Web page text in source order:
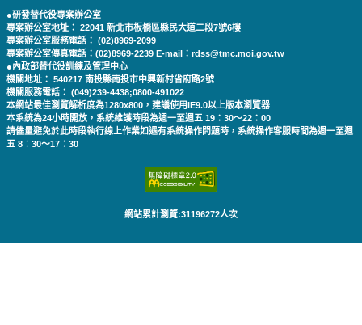
●研發替代役專案辦公室
專案辦公室地址： 22041 新北市板橋區縣民大道二段7號6樓
專案辦公室服務電話： (02)8969-2099
專案辦公室傳真電話：(02)8969-2239 E-mail：rdss@tmc.moi.gov.tw
●內政部替代役訓練及管理中心
機關地址： 540217 南投縣南投市中興新村省府路2號
機關服務電話： (049)239-4438;0800-491022
本網站最佳瀏覽解析度為1280x800，建議使用IE9.0以上版本瀏覽器
本系統為24小時開放，系統維護時段為週一至週五 19：30～22：00
請儘量避免於此時段執行線上作業如遇有系統操作問題時，系統操作客服時間為週一至週
五 8：30～17：30
網站累計瀏覽:31196272人次